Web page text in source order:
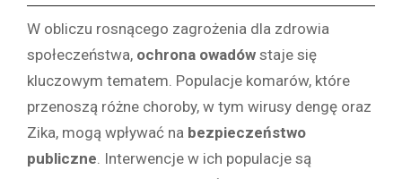
W obliczu rosnącego zagrożenia dla zdrowia
społeczeństwa, ochrona owadów staje się
kluczowym tematem. Populacje komarów, które
przenoszą różne choroby, w tym wirusy dengę oraz
Zika, mogą wpływać na bezpieczeństwo
publiczne. Interwencje w ich populacje są